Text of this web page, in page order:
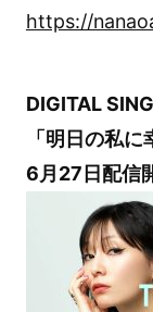
https://
DIGITAL
「明日の私
6月27日配信